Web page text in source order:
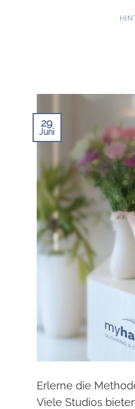
29
Juni
Erlerne die
Viele Studios